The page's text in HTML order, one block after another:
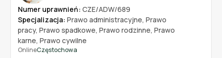
Numer uprawnień: CZE/ADW/689
Specjalizacja: Prawo administracyjne, Prawo
pracy, Prawo spadkowe, Prawo rodzinne, Prawo
karne, Prawo cywilne
OnlineCzęstochowa